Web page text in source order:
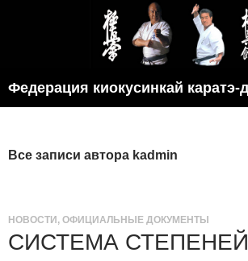
Все записи автора kadmin
НОВОСТИ , ОФИЦИАЛЬНЫЕ ДОКУМЕНТЫ
СИСТЕМА СТЕПЕНЕЙ